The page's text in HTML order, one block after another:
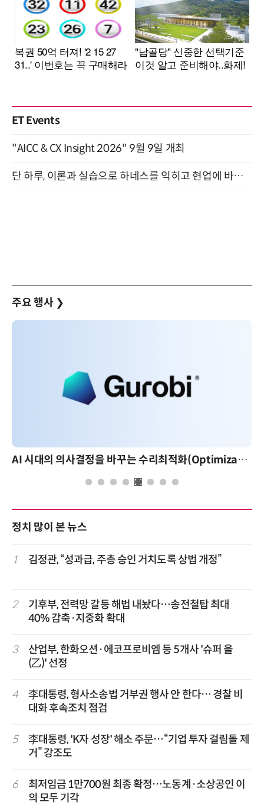
ET Events
"AICC & CX Insight 2026" 9월 9일 개최
단 하루, 이론과 실습으로 하네스를 익히고 현업에 바로 쓰는 핸즈온 워크숍 (8/20)
주요 행사 ❯
AI 시대의 의사결정을 바꾸는 수리최적화(Optimization): 실제 산업 적용 사례와 활용 전략
정치 많이 본 뉴스
1 김정관, “성과급, 주총 승인 거치도록 상법 개정”
2
기후부, 전력망 갈등 해법 내놨다…송전철탑 최대
40% 감축·지중화 확대
3
산업부, 한화오션·에코프로비엠 등 5개사 '슈퍼 을
(乙)' 선정
4
李대통령, 형사소송법 거부권 행사 안 한다… 경찰 비
대화 후속조치 점검
5
李대통령, 'K자 성장' 해소 주문…“기업 투자 걸림돌 제
거” 강조도
6
최저임금 1만700원 최종 확정…노동계·소상공인 이
의 모두 기각